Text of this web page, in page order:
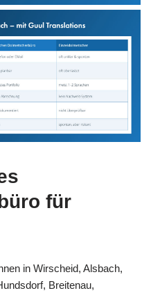
für
in Wirscheid, Alsbach,
Breitenau,